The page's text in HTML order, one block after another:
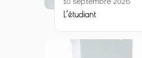
L’étudiant